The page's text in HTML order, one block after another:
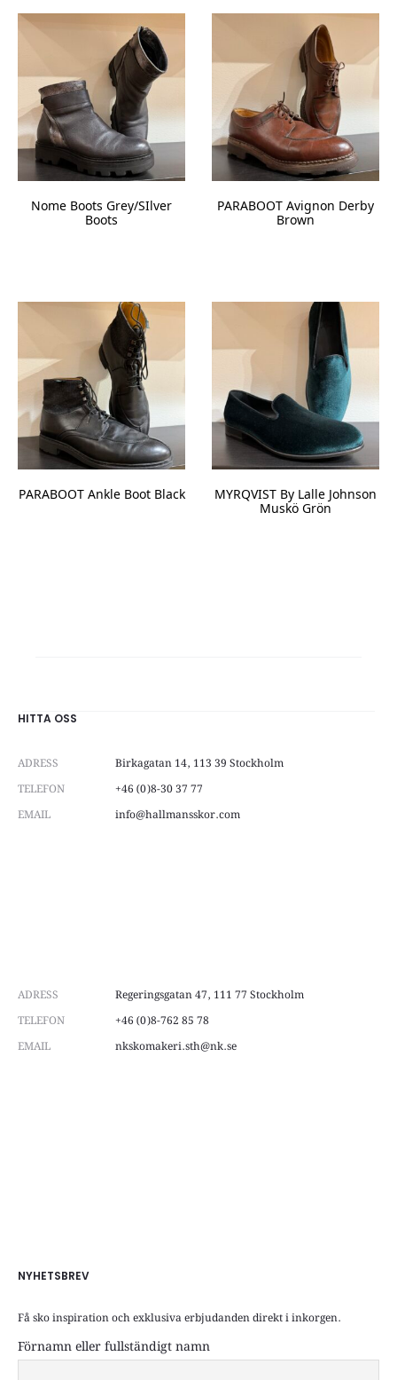
Nome Boots Grey/SIlver
Boots
PARABOOT Avignon Derby
Brown
PARABOOT Ankle Boot Black MYRQVIST By Lalle Johnson
Muskö Grön
HITTA OSS
ADRESS
Birkagatan 14, 113 39 Stockholm
TELEFON
+46 (0)8-30 37 77
EMAIL
info@hallmansskor.com
ADRESS
Regeringsgatan 47, 111 77 Stockholm
TELEFON
+46 (0)8-762 85 78
EMAIL
nkskomakeri.sth@nk.se
NYHETSBREV
Få sko inspiration och exklusiva erbjudanden direkt i inkorgen.
Förnamn eller fullständigt namn